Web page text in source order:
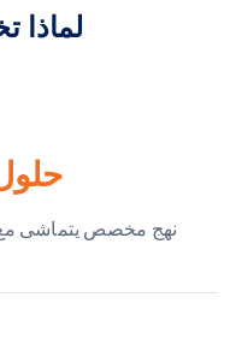
لماذا
نهج مخصص يتماشى مع